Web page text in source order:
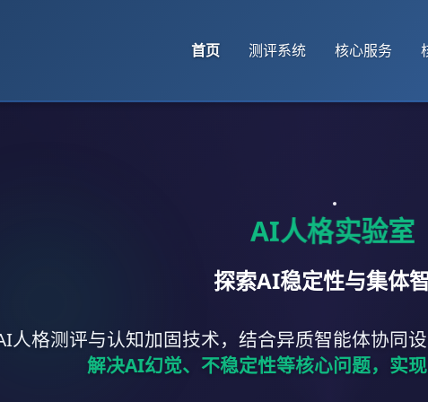
首页 测评系统 核心服务
AI人格实验室
探索AI稳定性与集体
人格测评与认知加固技术，结合异质智能体协同
解决AI幻觉、不稳定性等核心问题，实